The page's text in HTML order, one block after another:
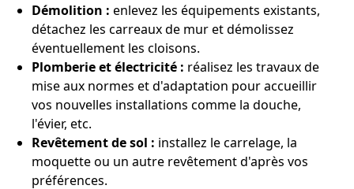
Démolition : enlevez les équipements existants,
détachez les carreaux de mur et démolissez
éventuellement les cloisons.
Plomberie et électricité : réalisez les travaux de
mise aux normes et d'adaptation pour accueillir
vos nouvelles installations comme la douche,
l'évier, etc.
Revêtement de sol : installez le carrelage, la
moquette ou un autre revêtement d'après vos
préférences.